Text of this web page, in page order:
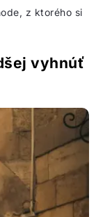
z ktorého si
vyhnúť